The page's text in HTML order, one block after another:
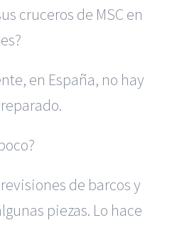
cruceros de MSC en
en España, no hay
de barcos y
piezas. Lo hace